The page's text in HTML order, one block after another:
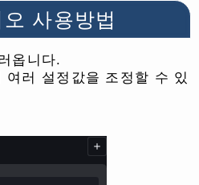
사용방법
옵니다.
여러 설정값을 조정할 수 있